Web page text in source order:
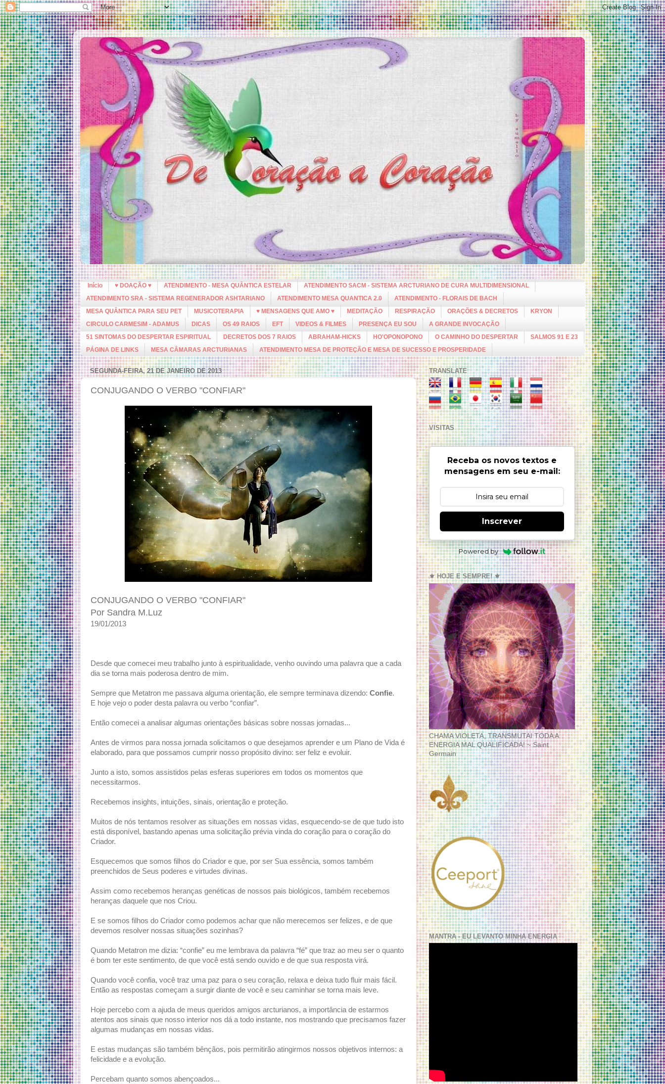
Início ♥ DOAÇÃO ♥ ATENDIMENTO - MESA QUÂNTICA ESTELAR
ATENDIMENTO SACM - SISTEMA ARCTURIANO DE CURA MULTIDIMENSIONAL
ATENDIMENTO SRA - SISTEMA REGENERADOR ASHTARIANO
ATENDIMENTO MESA QUANTICA 2.0
ATENDIMENTO - FLORAIS DE BACH
MESA QUÂNTICA PARA SEU PET
MUSICOTERAPIA ♥ MENSAGENS QUE AMO ♥ MEDITAÇÃO RESPIRAÇÃO ORAÇÕES & DECRETOS
KRYON
CIRCULO CARMESIM - ADAMUS
DICAS OS 49 RAIOS EFT VIDEOS & FILMES PRESENÇA EU SOU
A GRANDE INVOCAÇÃO
51 SINTOMAS DO DESPERTAR ESPIRITUAL
DECRETOS DOS 7 RAIOS ABRAHAM-HICKS HO'OPONOPONO O CAMINHO DO DESPERTAR
SALMOS 91 E 23
PÁGINA DE LINKS
MESA CÂMARAS ARCTURIANAS ATENDIMENTO MESA DE PROTEÇÃO E MESA DE SUCESSO E PROSPERIDADE
SEGUNDA-FEIRA, 21 DE JANEIRO DE 2013
CONJUGANDO O VERBO "CONFIAR"
CONJUGANDO O VERBO "CONFIAR"
Por Sandra M.Luz
19/01/2013
Desde que comecei meu trabalho junto à espiritualidade, venho ouvindo uma palavra que a cada
dia se torna mais poderosa dentro de mim.
Sempre que Metatron me passava alguma orientação, ele sempre terminava dizendo: Confie.
E hoje vejo o poder desta palavra ou verbo “confiar”.
Então comecei a analisar algumas orientações básicas sobre nossas jornadas...
Antes de virmos para nossa jornada solicitamos o que desejamos aprender e um Plano de Vida é
elaborado, para que possamos cumprir nosso propósito divino: ser feliz e evoluir.
Junto a isto, somos assistidos pelas esferas superiores em todos os momentos que
necessitarmos.
Recebemos insights, intuições, sinais, orientação e proteção.
Muitos de nós tentamos resolver as situações em nossas vidas, esquecendo-se de que tudo isto
está disponível, bastando apenas uma solicitação prévia vinda do coração para o coração do
Criador.
Esquecemos que somos filhos do Criador e que, por ser Sua essência, somos também
preenchidos de Seus poderes e virtudes divinas.
Assim como recebemos heranças genéticas de nossos pais biológicos, também recebemos
heranças daquele que nos Criou.
E se somos filhos do Criador como podemos achar que não merecemos ser felizes, e de que
devemos resolver nossas situações sozinhas?
Quando Metatron me dizia: “confie” eu me lembrava da palavra “fé” que traz ao meu ser o quanto
é bom ter este sentimento, de que você está sendo ouvido e de que sua resposta virá.
Quando você confia, você traz uma paz para o seu coração, relaxa e deixa tudo fluir mais fácil.
Então as respostas começam a surgir diante de você e seu caminhar se torna mais leve.
Hoje percebo com a ajuda de meus queridos amigos arcturianos, a importância de estarmos
atentos aos sinais que nosso interior nos dá a todo instante, nos mostrando que precisamos fazer
algumas mudanças em nossas vidas.
E estas mudanças são também bênçãos, pois permitirão atingirmos nossos objetivos internos: a
felicidade e a evolução.
Percebam quanto somos abençoados...
TRANSLATE
VISITAS
Receba os novos textos e
mensagens em seu e-mail:
Inscrever
Powered by
⚜️ HOJE E SEMPRE! ⚜️
CHAMA VIOLETA, TRANSMUTAI TODA A
ENERGIA MAL QUALIFICADA! ~ Saint
Germain
MANTRA - EU LEVANTO MINHA ENERGIA